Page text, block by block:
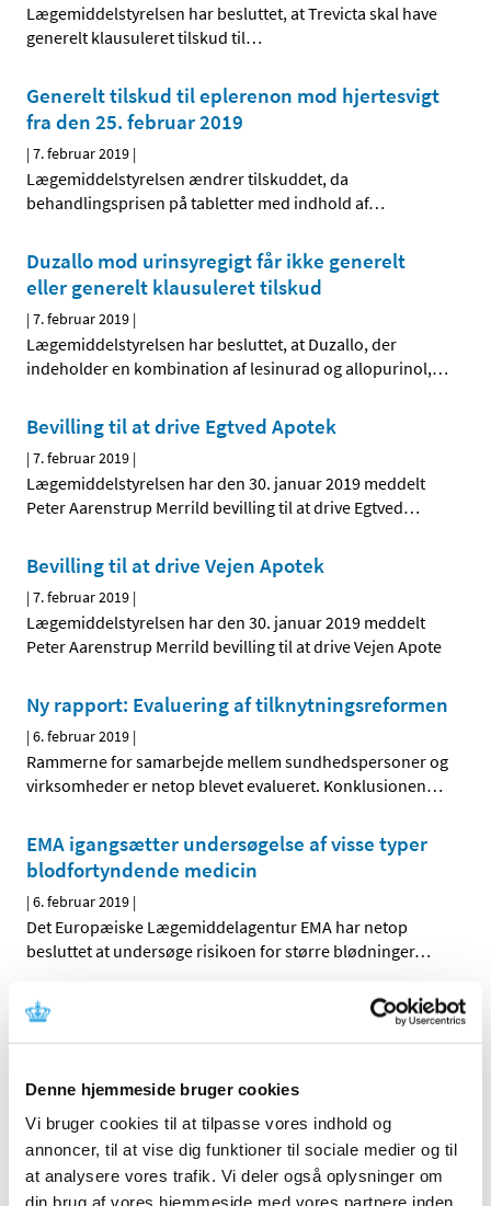
Denne hjemmeside bruger cookies
Vi bruger cookies til at tilpasse vores indhold og
annoncer, til at vise dig funktioner til sociale medier og til
at analysere vores trafik. Vi deler også oplysninger om
din brug af vores hjemmeside med vores partnere inden
Lægemiddelstyrelsen har besluttet, at Trevicta skal have
generelt klausuleret tilskud til…
Generelt tilskud til eplerenon mod hjertesvigt
fra den 25. februar 2019
|7. februar 2019 |
Lægemiddelstyrelsen ændrer tilskuddet, da
behandlingsprisen på tabletter med indhold af…
Duzallo mod urinsyregigt får ikke generelt
eller generelt klausuleret tilskud
|7. februar 2019 |
Lægemiddelstyrelsen har besluttet, at Duzallo, der
indeholder en kombination af lesinurad og allopurinol,…
Bevilling til at drive Egtved Apotek
|7. februar 2019 |
Lægemiddelstyrelsen har den 30. januar 2019 meddelt
Peter Aarenstrup Merrild bevilling til at drive Egtved…
Bevilling til at drive Vejen Apotek
|7. februar 2019 |
Lægemiddelstyrelsen har den 30. januar 2019 meddelt
Peter Aarenstrup Merrild bevilling til at drive Vejen Apote
Ny rapport: Evaluering af tilknytningsreformen
|6. februar 2019 |
Rammerne for samarbejde mellem sundhedspersoner og
virksomheder er netop blevet evalueret. Konklusionen…
EMA igangsætter undersøgelse af visse typer
blodfortyndende medicin
|6. februar 2019 |
Det Europæiske Lægemiddelagentur EMA har netop
besluttet at undersøge risikoen for større blødninger…
Blodtryksmedicin med valsartan tilbagekaldes
Der er fundet potentielt sundhedsskadelige urenheder i
flere varianter af medicin med det aktive stof valsartan.
Nye EU-regler mod forfalsket medicin